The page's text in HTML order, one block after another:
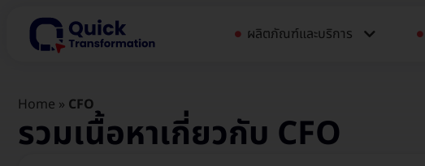
ผลิตภัณฑ์และบริการ
Home » CFO
รวมเนื้อหาเกี่ยวกับ CFO